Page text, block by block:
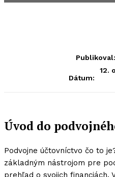
Publikoval:
Dátum:
12.
Úvod do
Podvojne účtovníctvo čo to
základným nástrojom pre
prehľad o svojich financiách.